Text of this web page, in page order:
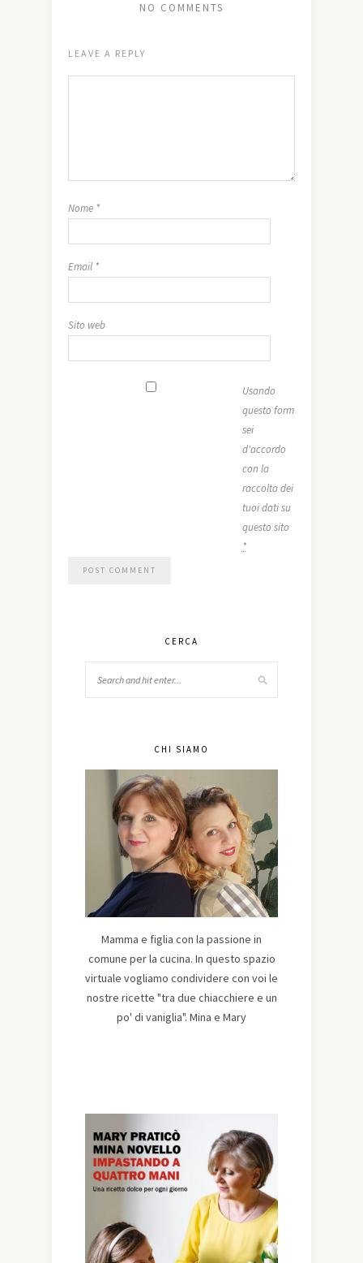
NO COMMENTS
LEAVE A REPLY
Nome *
Email *
Sito web
Usando
questo form
sei
d'accordo
con la
raccolta dei
tuoi dati su
questo sito
*
CERCA
CHI SIAMO
Mamma e figlia con la passione in
comune per la cucina. In questo spazio
virtuale vogliamo condividere con voi le
nostre ricette "tra due chiacchiere e un
po' di vaniglia". Mina e Mary